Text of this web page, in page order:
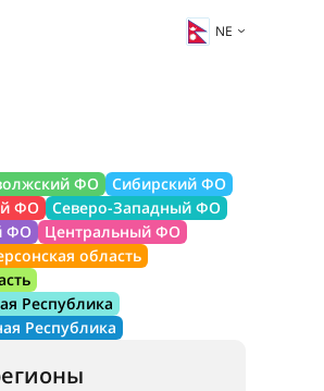
NE
ФО
Сибирский ФО
ФО
Северо-Западный ФО
ФО
Центральный ФО
область
Республика
Республика